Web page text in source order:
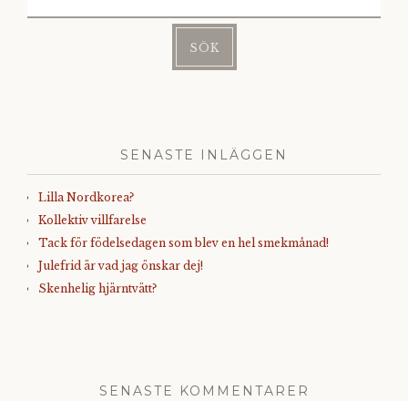
SENASTE INLÄGGEN
Lilla Nordkorea?
Kollektiv villfarelse
Tack för födelsedagen som blev en hel smekmånad!
Julefrid är vad jag önskar dej!
Skenhelig hjärntvätt?
SENASTE KOMMENTARER